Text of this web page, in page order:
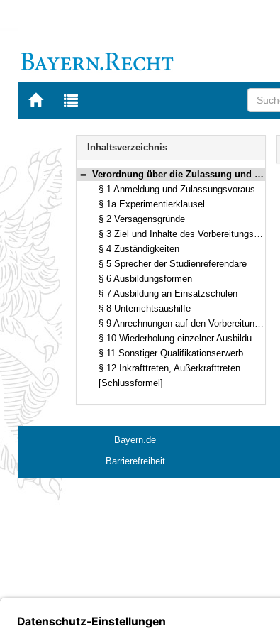
Zur
BAYERN.RECHT
Zur
letzten
Navigation
Inhaltsverzeichnis
Bereich reduzieren
Verordnung über die Zulassung und Ausbildung für das Lehramt an beruflichen Schulen und den anderweitigen Erwerb der Lehrbefähigung an beruflichen Schulen künstlerischer und gestalterischer Fachrichtungen (Verordnung Zulassungs- und Ausbildungsordnung berufliche Schulen – ZALBV) Vom 24. Juli 2018 (GVBl. S. 689) BayRS 2038-3-4-7-1-K (§§ 1–12)
§ 1 Anmeldung und Zulassungsvoraussetzungen zum Vorbereitungsdienst
§ 1a Experimentierklausel
§ 2 Versagensgründe
§ 3 Ziel und Inhalte des Vorbereitungsdiensts
§ 4 Zuständigkeiten
§ 5 Sprecher der Studienreferendare
§ 6 Ausbildungsformen
§ 7 Ausbildung an Einsatzschulen
§ 8 Unterrichtsaushilfe
§ 9 Anrechnungen auf den Vorbereitungsdienst
§ 10 Wiederholung einzelner Ausbildungsabschnitte
§ 11 Sonstiger Qualifikationserwerb
§ 12 Inkrafttreten, Außerkrafttreten
[Schlussformel]
Bayern.de
Barrierefreiheit